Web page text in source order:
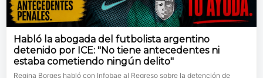
Habló la abogada del futbolista argentino
detenido por ICE: "No tiene antecedentes ni
estaba cometiendo ningún delito"
Regina Borges habló con Infobae al Regreso sobre la detención de